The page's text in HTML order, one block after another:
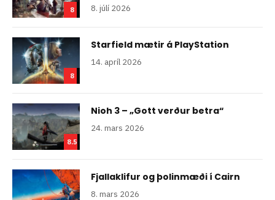
8 8. júlí 2026
8
Starfield mætir á PlayStation
14. apríl 2026
8.5
Nioh 3 – „Gott verður betra“
24. mars 2026
Fjallaklifur og þolinmæði í Cairn
8. mars 2026